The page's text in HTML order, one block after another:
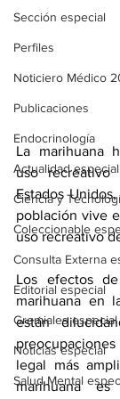
Sección especial
Perfiles
Noticiero Médico
Publicaciones
Endocrinología
Actualidad especial
Ciencia y
Coleccionable
Consulta Externa
Editorial especial
Gremiales especial
Noticias especial
Salud Mental
La marihuana
uso
Estados
población vive
uso recreativo
Los efectos
marihuana en
están
legal más
marihuana